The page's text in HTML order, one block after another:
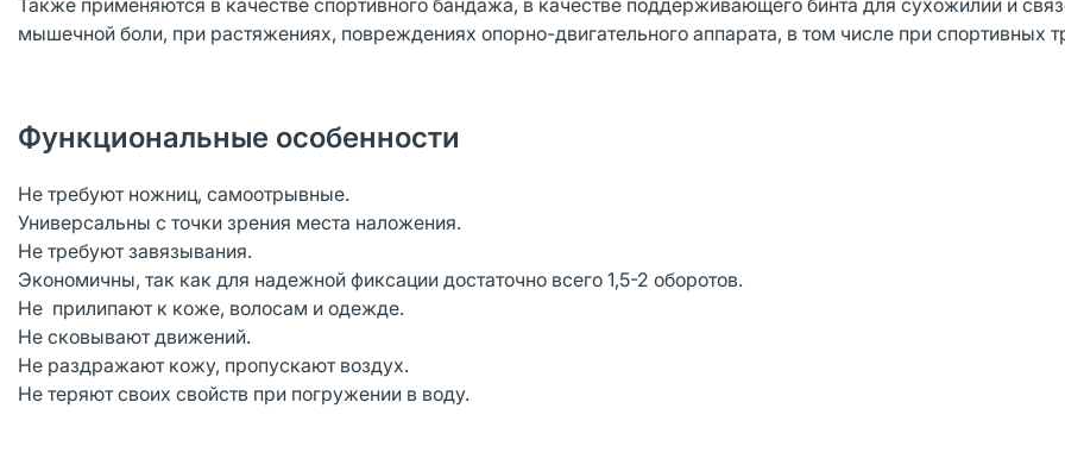
Также применяются в качестве спортивного бандажа, в качестве поддерживающего бинта для сухожилий и
мышечной боли, при растяжениях, повреждениях опорно-двигательного аппарата, в том числе при спортивных
Функциональные особенности
Не требуют ножниц, самоотрывные.
Универсальны с точки зрения места наложения.
Не требуют завязывания.
Экономичны, так как для надежной фиксации достаточно всего 1,5-2 оборотов.
Не прилипают к коже, волосам и одежде.
Не сковывают движений.
Не раздражают кожу, пропускают воздух.
Не теряют своих свойств при погружении в воду.